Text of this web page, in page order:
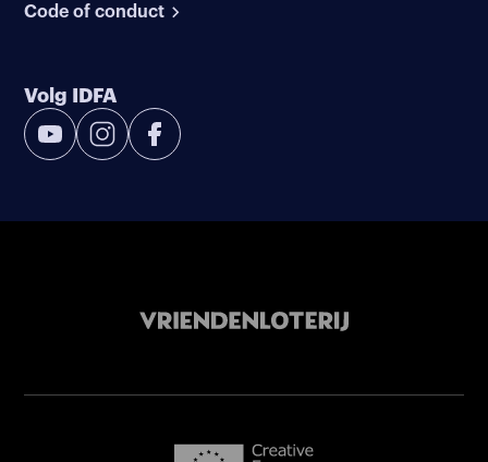
Code of conduct
Volg IDFA